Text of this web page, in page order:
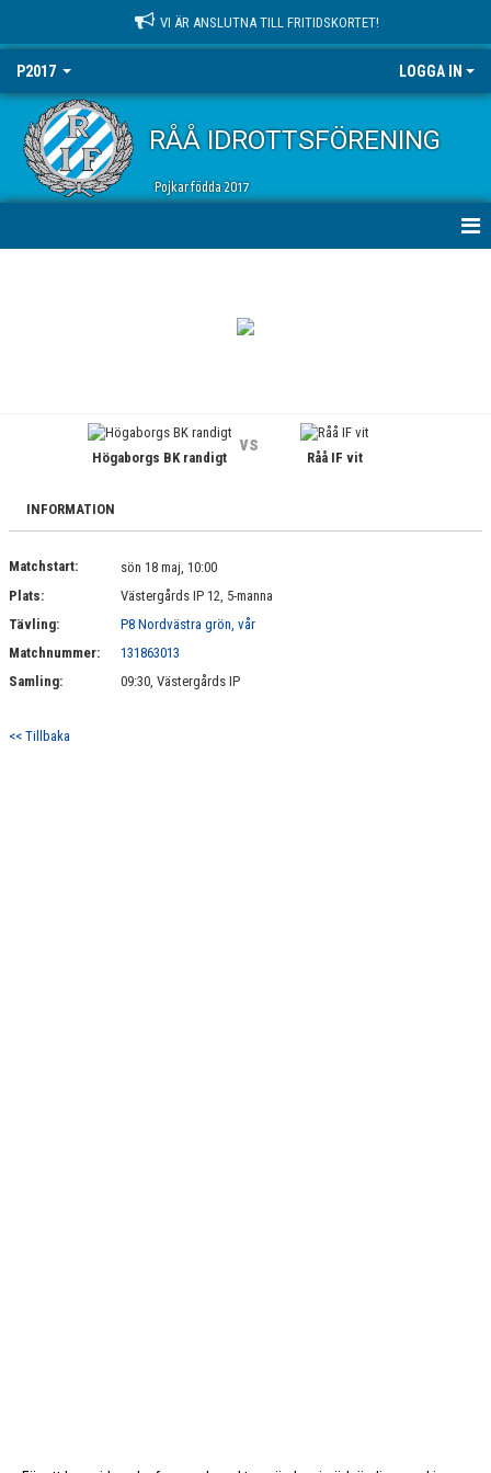
VI ÄR ANSLUTNA TILL FRITIDSKORTET!
P2017 LOGGA IN
RÅÅ IDROTTSFÖRENING
Pojkar födda 2017
BILDGALLERI
KONTAKT
Högaborgs BK randigt
vs
Råå IF vit
INFORMATION
Matchstart:
sön 18 maj, 10:00
Plats:
Västergårds IP 12, 5-manna
Tävling:
P8 Nordvästra grön, vår
Matchnummer:
131863013
Samling:
09:30, Västergårds IP
<< Tillbaka